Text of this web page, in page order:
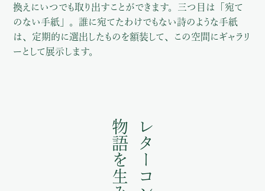
換えにいつでも取り出すことができます。三つ目は「宛て
のない手紙」。誰に宛てたわけでもない詩のような手紙
は、定期的に選出したものを額装して、この空間にギャラリ
ーとして展示します。